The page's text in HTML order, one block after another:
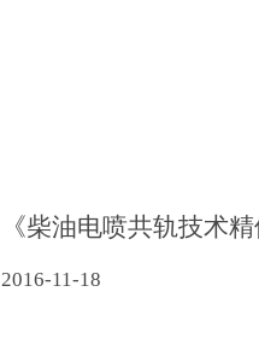
《柴油电喷共轨技术
2016-11-18